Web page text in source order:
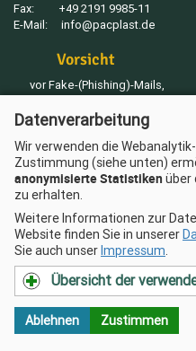
Datenverarbeitung
Wir verwenden die
Zustimmung (siehe unten)
anonymisierte Statistiken über
zu erhalten.
Weitere Informationen zur
Website finden Sie in unserer
Sie auch unser Impressum
Übersicht der
Ablehnen Zustimmen
Fax: +49 2191 9985-11
E-Mail: info@pacplast.de
Vorsicht
vor Fake-(Phishing)-Mails,
die eine geänderte Bankverbindung
© 2026 Pacplast